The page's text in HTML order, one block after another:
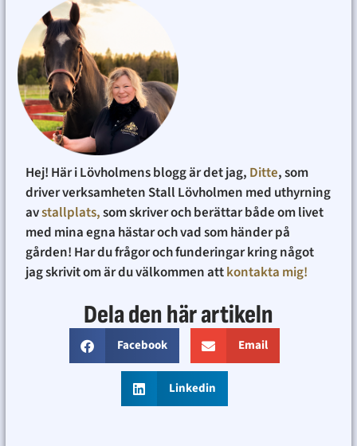
Hej! Här i Lövholmens blogg är det jag, Ditte, som
driver verksamheten Stall Lövholmen med uthyrning
avstallplats,som skriver och berättar både om livet
med mina egna hästar och vad som händer på
gården! Har du frågor och funderingar kring något
jag skrivit om är du välkommen attkontakta mig!
Dela den här artikeln
Facebook Email
Linkedin